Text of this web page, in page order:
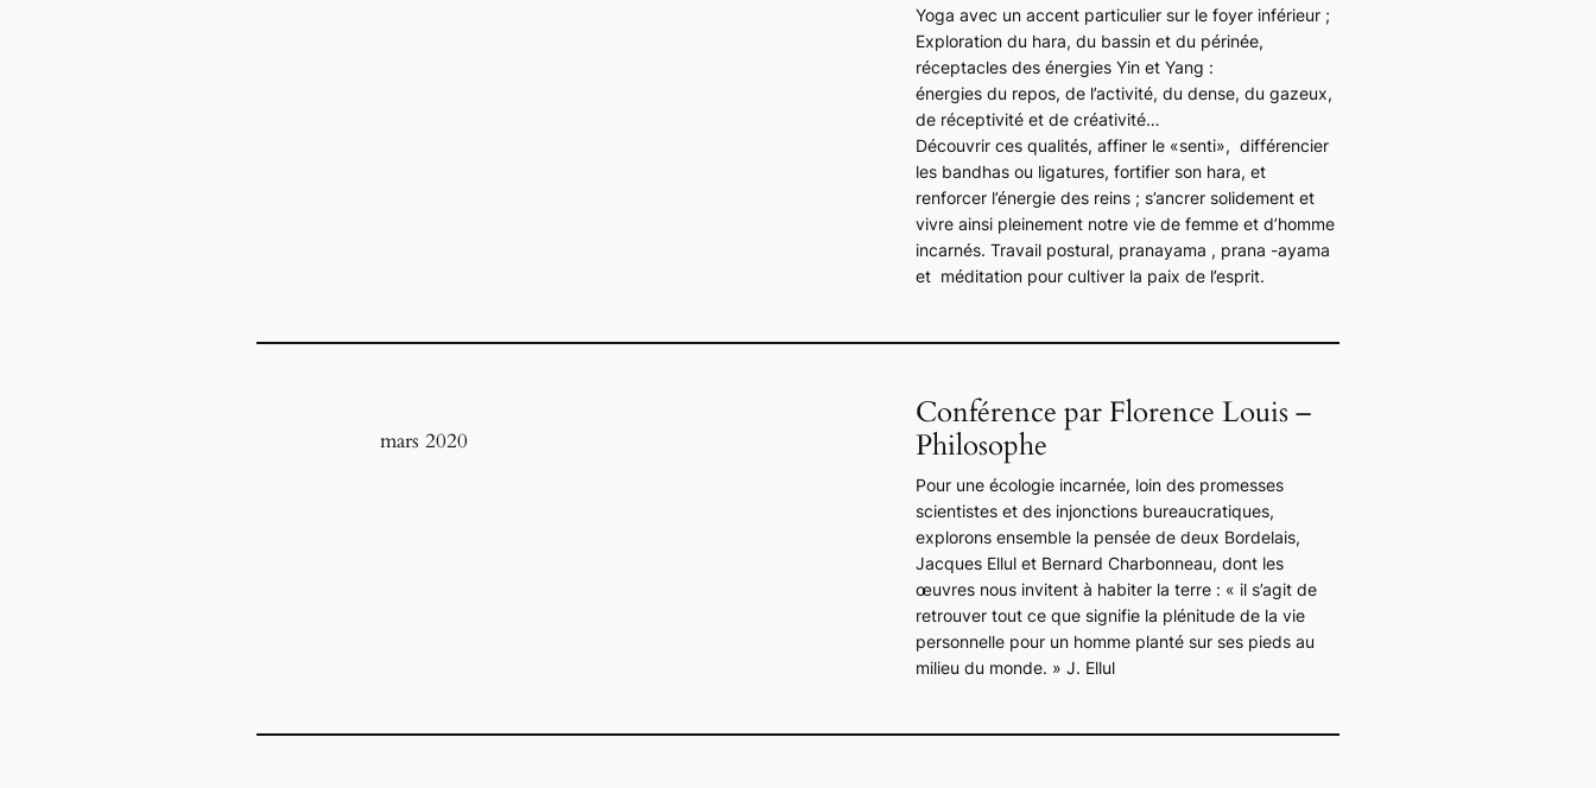
Yoga avec un accent particulier sur le foyer inférieur ;
Exploration du hara, du bassin et du périnée,
réceptacles des énergies Yin et Yang :
énergies du repos, de l’activité, du dense, du gazeux,
de réceptivité et de créativité…
Découvrir ces qualités, affiner le «senti», différencier
les bandhas ou ligatures, fortifier son hara, et
renforcer l’énergie des reins ; s’ancrer solidement et
vivre ainsi pleinement notre vie de femme et d’homme
incarnés. Travail postural, pranayama , prana -ayama
et méditation pour cultiver la paix de l’esprit.
mars 2020
Conférence par Florence Louis –
Philosophe
Pour une écologie incarnée, loin des promesses
scientistes et des injonctions bureaucratiques,
explorons ensemble la pensée de deux Bordelais,
Jacques Ellul et Bernard Charbonneau, dont les
œuvres nous invitent à habiter la terre : « il s’agit de
retrouver tout ce que signifie la plénitude de la vie
personnelle pour un homme planté sur ses pieds au
milieu du monde. » J. Ellul